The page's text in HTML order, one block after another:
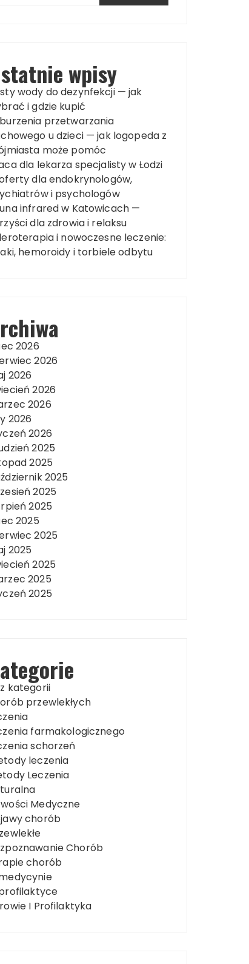
wpisy
wody do dezynfekcji — jak
i gdzie kupić
przetwarzania
u dzieci — jak logopeda z
może pomóc
dla lekarza specjalisty w Łodzi
dla endokrynologów,
i psychologów
infrared w Katowicach —
dla zdrowia i relaksu
i nowoczesne leczenie:
hemoroidy i torbiele odbytu
2026
2026
2026
2026
2026
2026
2026
2025
2025
2025
2025
2025
2025
2025
2025
2025
2025
2025
kategorii
przewlekłych
farmakologicznego
schorzeń
leczenia
Leczenia
Medyczne
chorób
Chorób
chorób
I Profilaktyka